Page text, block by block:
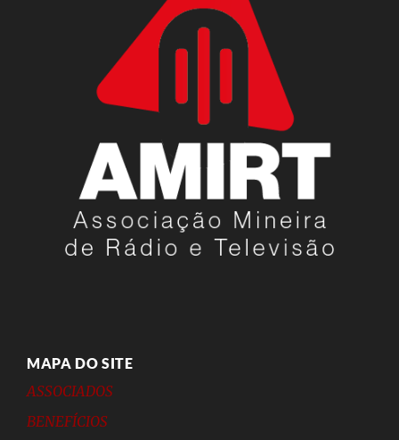
MAPA DO SITE
ASSOCIADOS
BENEFÍCIOS